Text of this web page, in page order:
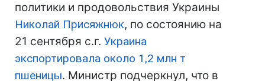
политики и продовольствия Украины
Николай Присяжнюк, по состоянию на
21 сентября с.г. Украина
экспортировала около 1,2 млн т
пшеницы. Министр подчеркнул, что в